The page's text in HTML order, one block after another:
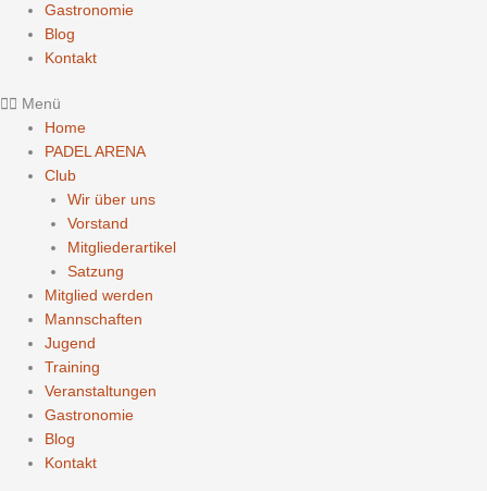
Gastronomie
Blog
Kontakt
Menü
Home
PADEL ARENA
Club
Wir über uns
Vorstand
Mitgliederartikel
Satzung
Mitglied werden
Mannschaften
Jugend
Training
Veranstaltungen
Gastronomie
Blog
Kontakt